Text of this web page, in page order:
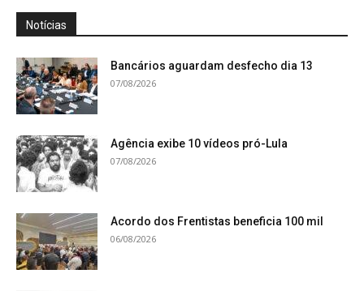
Notícias
Bancários aguardam desfecho dia 13
07/08/2026
Agência exibe 10 vídeos pró-Lula
07/08/2026
Acordo dos Frentistas beneficia 100 mil
06/08/2026